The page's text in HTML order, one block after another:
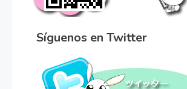
Síguenos en Twitter